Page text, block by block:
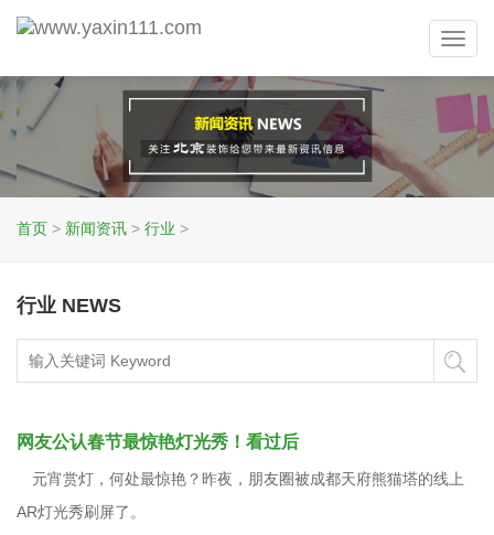
首页 > 新闻资讯 > 行业 >
行业 NEWS
网友公认春节最惊艳灯光秀！看过后
元宵赏灯，何处最惊艳？昨夜，朋友圈被成都天府熊猫塔的线上
AR灯光秀刷屏了。